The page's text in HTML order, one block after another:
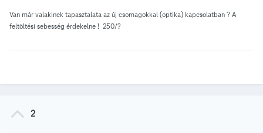
Van már valakinek tapasztalata az új csomagokkal (optika) kapcsolatban ? A
feltöltési sebesség érdekelne ! 250/?
2